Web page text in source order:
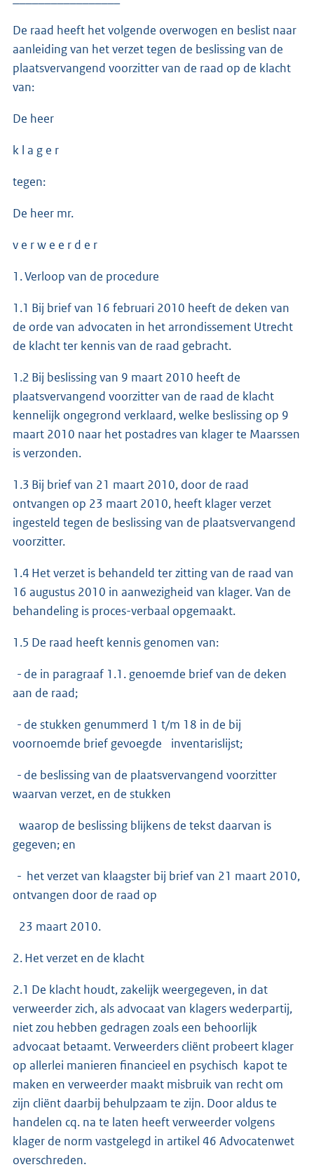
De raad heeft het volgende overwogen en beslist naar
aanleiding van het verzet tegen de beslissing van de
plaatsvervangend voorzitter van de raad op de klacht
van:
De heer
k l a g e r
tegen:
De heer mr.
v e r w e e r d e r
1. Verloop van de procedure
1.1 Bij brief van 16 februari 2010 heeft de deken van
de orde van advocaten in het arrondissement Utrecht
de klacht ter kennis van de raad gebracht.
1.2 Bij beslissing van 9 maart 2010 heeft de
plaatsvervangend voorzitter van de raad de klacht
kennelijk ongegrond verklaard, welke beslissing op 9
maart 2010 naar het postadres van klager te Maarssen
is verzonden.
1.3 Bij brief van 21 maart 2010, door de raad
ontvangen op 23 maart 2010, heeft klager verzet
ingesteld tegen de beslissing van de plaatsvervangend
voorzitter.
1.4 Het verzet is behandeld ter zitting van de raad van
16 augustus 2010 in aanwezigheid van klager. Van de
behandeling is proces-verbaal opgemaakt.
1.5 De raad heeft kennis genomen van:
- de in paragraaf 1.1. genoemde brief van de deken
aan de raad;
- de stukken genummerd 1 t/m 18 in de bij
voornoemde brief gevoegde inventarislijst;
- de beslissing van de plaatsvervangend voorzitter
waarvan verzet, en de stukken
waarop de beslissing blijkens de tekst daarvan is
gegeven; en
- het verzet van klaagster bij brief van 21 maart 2010,
ontvangen door de raad op
23 maart 2010.
2. Het verzet en de klacht
2.1 De klacht houdt, zakelijk weergegeven, in dat
verweerder zich, als advocaat van klagers wederpartij,
niet zou hebben gedragen zoals een behoorlijk
advocaat betaamt. Verweerders cliënt probeert klager
op allerlei manieren financieel en psychisch kapot te
maken en verweerder maakt misbruik van recht om
zijn cliënt daarbij behulpzaam te zijn. Door aldus te
handelen cq. na te laten heeft verweerder volgens
klager de norm vastgelegd in artikel 46 Advocatenwet
overschreden.